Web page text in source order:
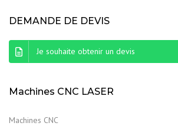
DEMANDE DE DEVIS
Je souhaite obtenir un devis
Machines CNC LASER
Machines CNC